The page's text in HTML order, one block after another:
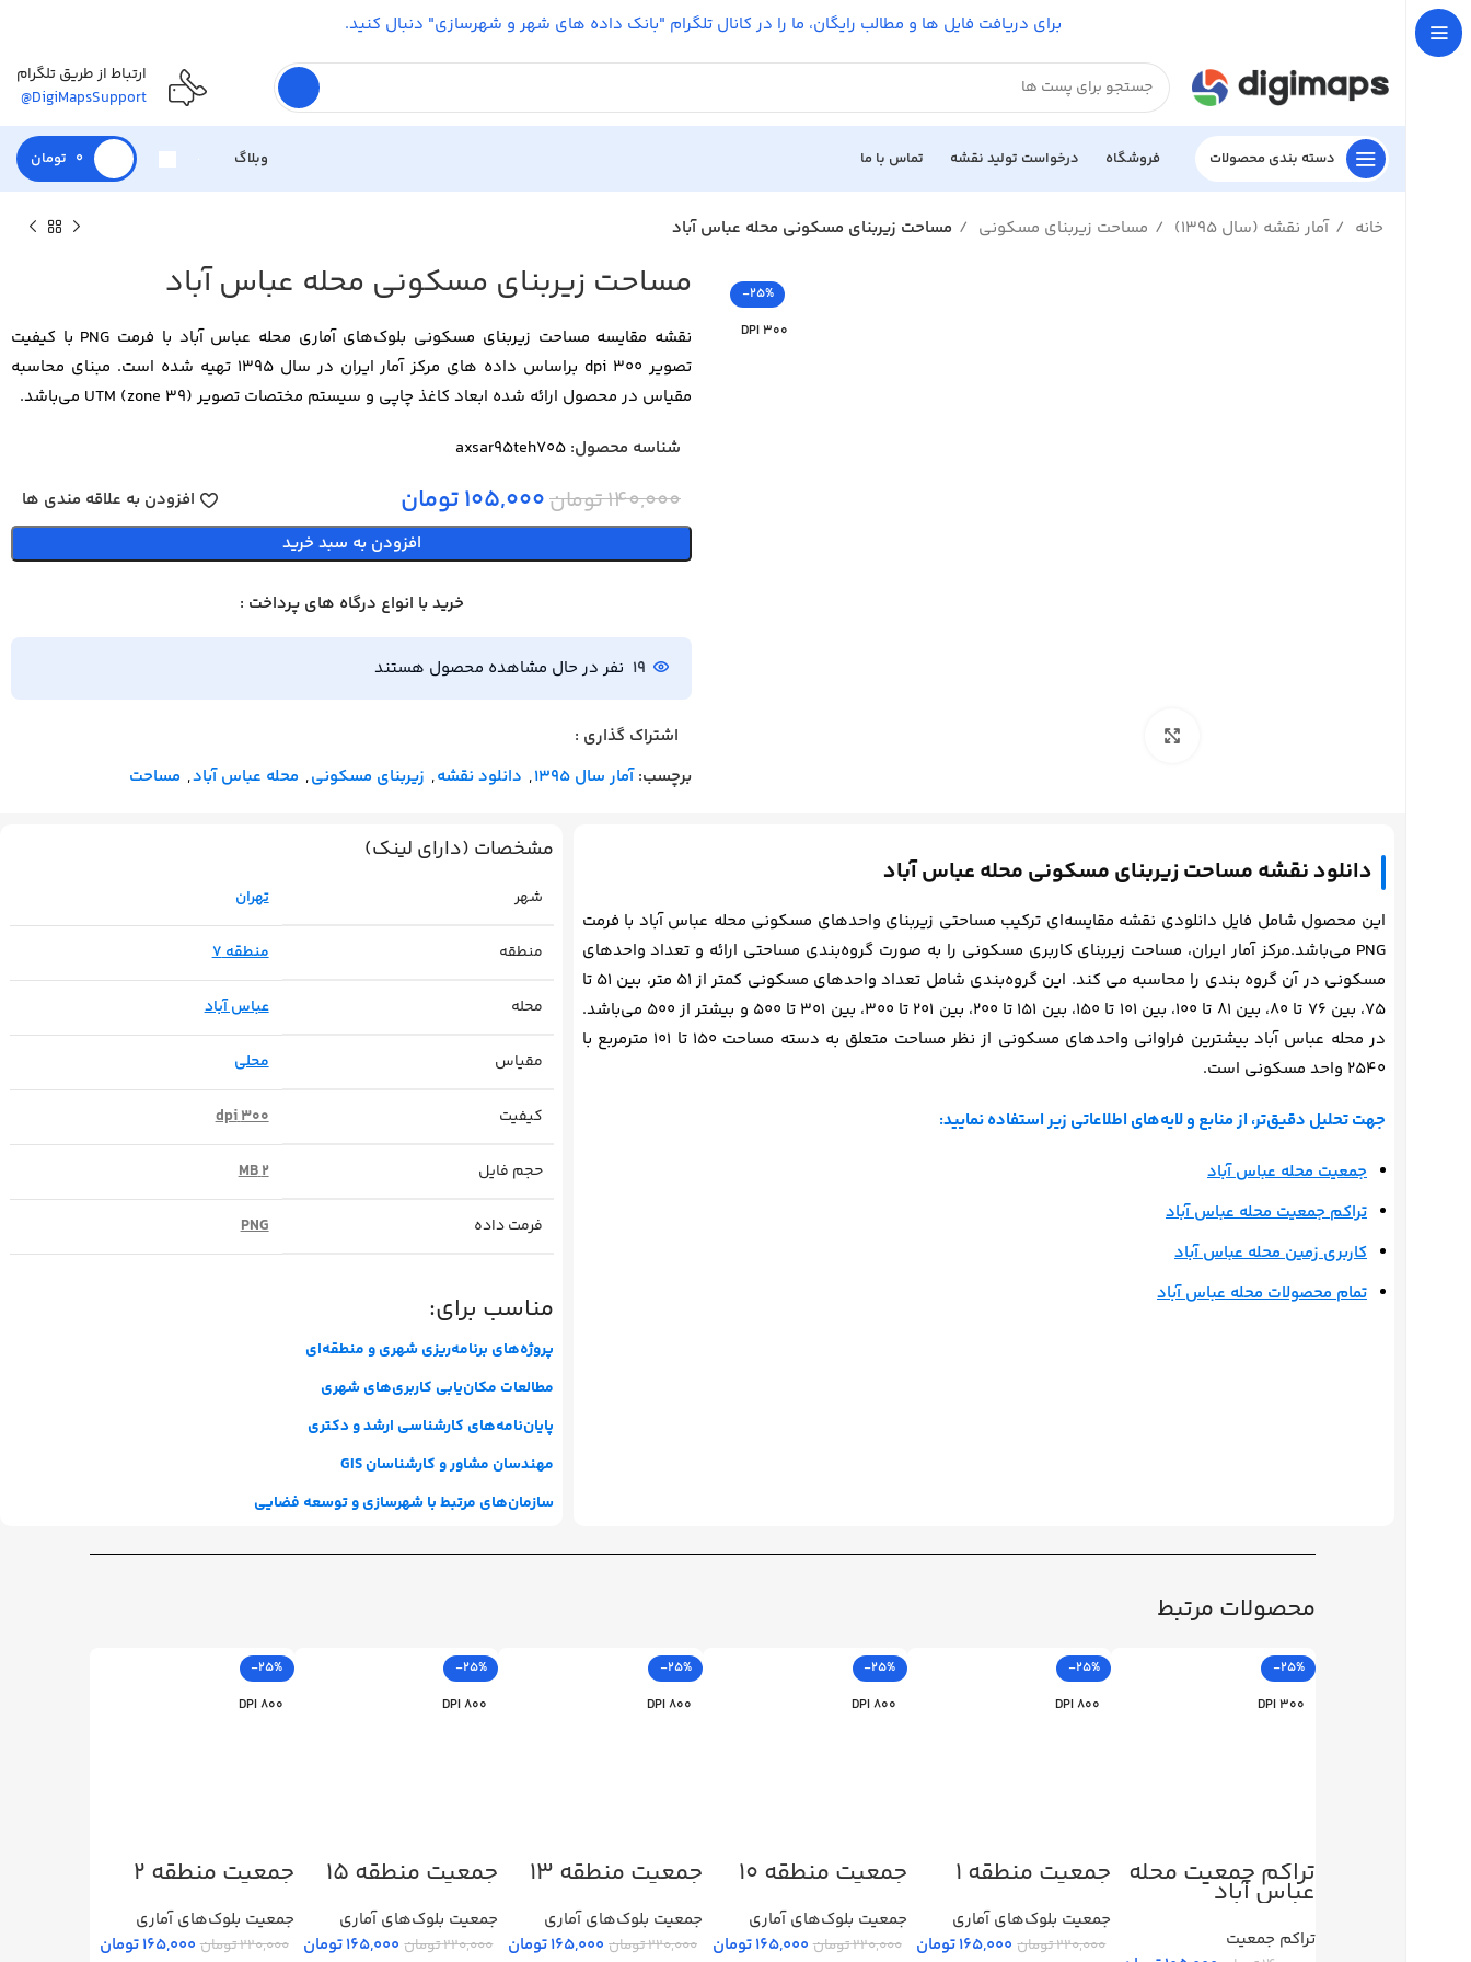
برای دریافت فایل ها و مطالب رایگان، ما را در کانال تلگرام "بانک داده های شهر و شهرسازی" دنبال کنید.
ارتباط از طریق تلگرام
@DigiMapsSupport
دسته بندی محصولات فروشگاه درخواست تولید نقشه تماس با ما وبلاگ 0 تومان
خانه آمار نقشه (سال 1395) مساحت زیربنای مسکونی مساحت زیربنای مسکونی محله عباس آباد
-25%
300 DPI
مساحت زیربنای مسکونی محله عباس آباد
نقشه مقایسه مساحت زیربنای مسکونی بلوک‌های آماری محله عباس آباد با فرمت PNG با کیفیت
تصویر 300 dpi براساس داده های مرکز آمار ایران در سال 1395 تهیه شده است. مبنای محاسبه
مقیاس در محصول ارائه شده ابعاد کاغذ چاپی و سیستم مختصات تصویر UTM (zone 39) می‌باشد.
شناسه محصول: axsar95teh705
140,000تومان105,000تومان
افزودن به علاقه مندی ها
افزودن به سبد خرید
خرید با انواع درگاه های پرداخت :
19 نفر در حال مشاهده محصول هستند
اشتراک گذاری :
برچسب: آمار سال 1395 , دانلود نقشه, زیربنای مسکونی, محله عباس آباد, مساحت
دانلود نقشه مساحت زیربنای مسکونی محله عباس آباد
این محصول شامل فایل دانلودی نقشه مقایسه‌ای ترکیب مساحتی زیربنای واحدهای مسکونی محله عباس آباد با فرمت
PNG می‌باشد.مرکز آمار ایران، مساحت زیربنای کاربری مسکونی را به صورت گروه‌بندی مساحتی ارائه و تعداد واحدهای
مسکونی در آن گروه بندی را محاسبه می کند. این گروه‌بندی شامل تعداد واحدهای مسکونی کمتر از 51 متر، بین 51 تا
75، بین 76 تا 80، بین 81 تا 100، بین 101 تا 150، بین 151 تا 200، بین 201 تا 300، بین 301 تا 500 و بیشتر از 500 می‌باشد.
در محله عباس آباد بیشترین فراوانی واحدهای مسکونی از نظر مساحت متعلق به دسته مساحت 150 تا 101 مترمربع با
2540 واحد مسکونی است.
جهت تحلیل دقیق‌تر، از منابع و لایه‌های اطلاعاتی زیر استفاده نمایید:
جمعیت محله عباس آباد
تراکم جمعیت محله عباس آباد
کاربری زمین محله عباس آباد
تمام محصولات محله عباس آباد
مشخصات (دارای لینک)
شهر تهران
منطقه منطقه 7
محله عباس آباد
مقیاس محلی
کیفیت 300 dpi
حجم فایل 2 MB
فرمت داده PNG
مناسب برای:
پروژه‌های برنامه‌ریزی شهری و منطقه‌ای
مطالعات مکان‌یابی کاربری‌های شهری
پایان‌نامه‌های کارشناسی ارشد و دکتری
مهندسان مشاور و کارشناسانGIS
سازمان‌های مرتبط با شهرسازی و توسعه فضایی
محصولات مرتبط
-25%
300 DPI
تراکم جمعیت محله
عباس آباد
تراکم جمعیت
-25%
800 DPI
جمعیت منطقه 1
جمعیت بلوک‌های آماری
220,000تومان 165,000تومان
-25%
800 DPI
جمعیت منطقه 10
جمعیت بلوک‌های آماری
220,000تومان 165,000تومان
-25%
800 DPI
جمعیت منطقه 13
جمعیت بلوک‌های آماری
220,000تومان 165,000تومان
-25%
800 DPI
جمعیت منطقه 15
جمعیت بلوک‌های آماری
220,000تومان 165,000تومان
-25%
800 DPI
جمعیت منطقه 2
جمعیت بلوک‌های آماری
220,000تومان 165,000تومان